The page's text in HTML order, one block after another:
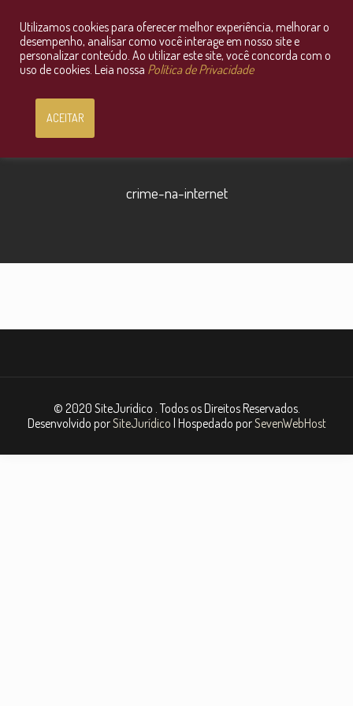
Consultoria Jurídica OnLine
crime-na-internet
© 2020 SiteJurídico . Todos os Direitos Reservados.
Desenvolvido porSiteJurídico | Hospedado porSevenWebHost
Utilizamos cookies para oferecer melhor experiência, melhorar o
desempenho, analisar como você interage em nosso site e
personalizar conteúdo. Ao utilizar este site, você concorda com o
uso de cookies. Leia nossa Política de Privacidade
ACEITAR